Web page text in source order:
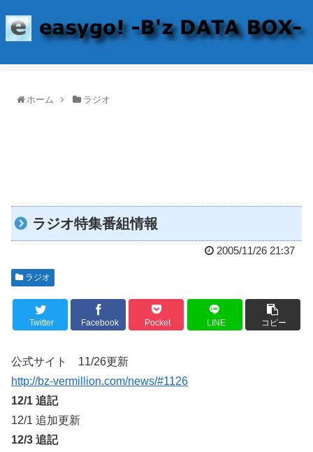
ホーム ラジオ
ラジオ特集番組情報
2005/11/26 21:37
ラジオ
Twitter Facebook Pocket LINE コピー
公式サイト 11/26更新
http://bz-vermillion.com/news/#1126
12/1 追記
12/1 追加更新
12/3 追記